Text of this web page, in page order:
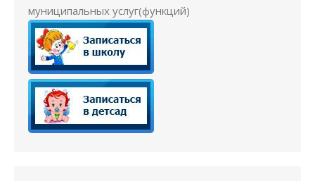
муниципальных услуг(функций)